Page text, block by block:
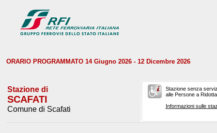
ORARIO PROGRAMMATO 14 Giugno 2026 - 12 Dicembre 2026
Stazione di
SCAFATI
Comune di Scafati
Stazione senza
alle Persone a
Informazioni sulle